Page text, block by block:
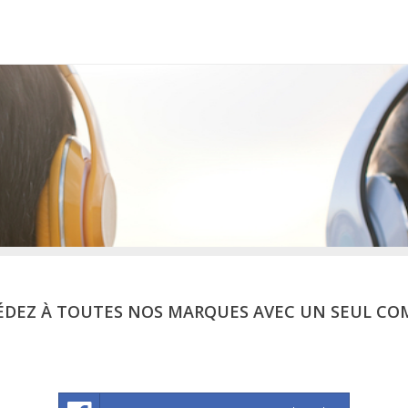
À TOUTES NOS MARQUES AVEC UN SEUL